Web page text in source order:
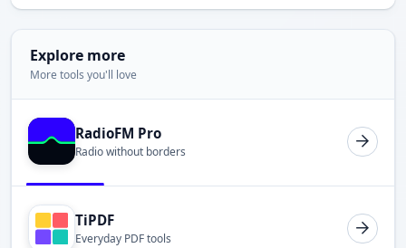
Explore more
More tools you'll love
RadioFM Pro
Radio without borders
TiPDF
Everyday PDF tools